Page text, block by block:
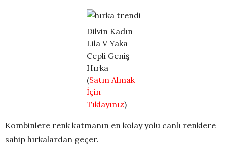
Dilvin Kadın
Lila V Yaka
Cepli Geniş
Hırka
(Satın Almak
İçin
Tıklayınız)
Kombinlere renk katmanın en kolay yolu canlı renklere
sahip hırkalardan geçer.